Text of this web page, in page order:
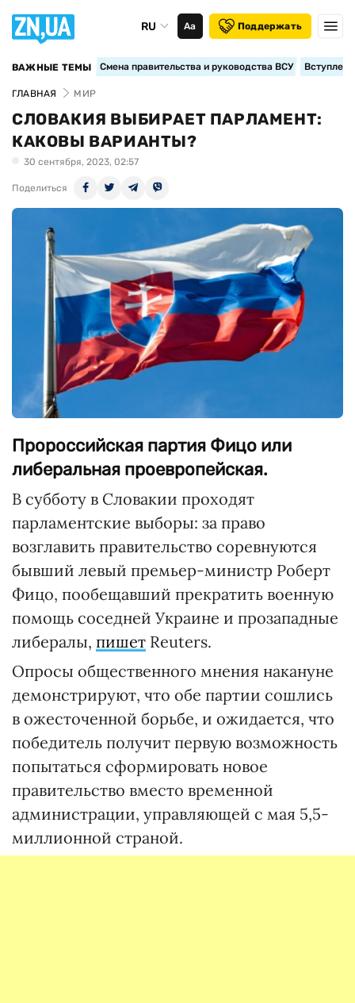
RU Аа Поддержать
ВАЖНЫЕ ТЕМЫ Смена правительства и руководства ВСУ
ГЛАВНАЯ МИР
СЛОВАКИЯ ВЫБИРАЕТ ПАРЛАМЕНТ:
КАКОВЫ ВАРИАНТЫ?
30 сентября, 2023, 02:57
Поделиться
Пророссийская партия Фицо или
либеральная проевропейская.
В субботу в Словакии проходят
парламентские выборы: за право
возглавить правительство соревнуются
бывший левый премьер-министр Роберт
Фицо, пообещавший прекратить военную
помощь соседней Украине и прозападные
либералы, пишет Reuters.
Опросы общественного мнения накануне
демонстрируют, что обе партии сошлись
в ожесточенной борьбе, и ожидается, что
победитель получит первую возможность
попытаться сформировать новое
правительство вместо временной
администрации, управляющей с мая 5,5-
миллионной страной.